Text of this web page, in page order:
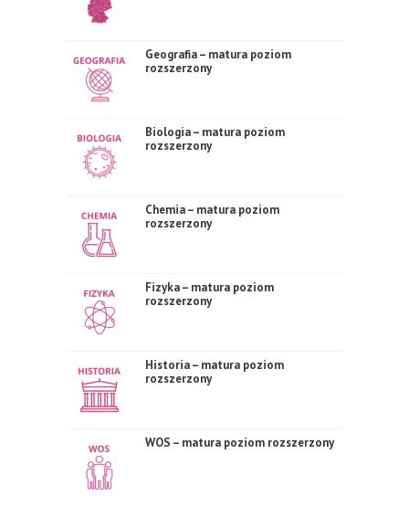
Geografia – matura poziom
rozszerzony
Biologia – matura poziom
rozszerzony
Chemia – matura poziom
rozszerzony
Fizyka – matura poziom
rozszerzony
Historia – matura poziom
rozszerzony
WOS – matura poziom rozszerzony